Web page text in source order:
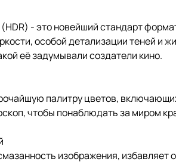
- это новейший стандарт
особой детализации теней и
её задумывали создатели кино.
палитру цветов,
чтобы понаблюдать за миром
изображения,